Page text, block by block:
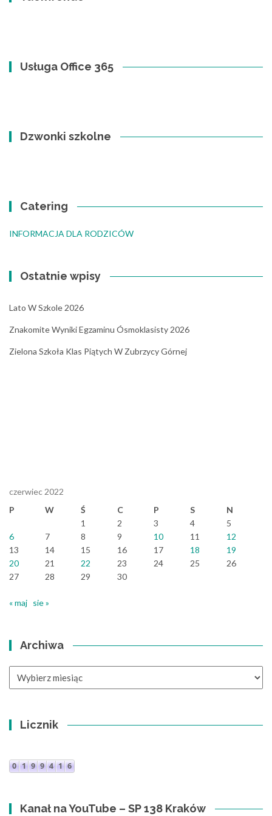
Usługa Office 365
Dzwonki szkolne
Catering
INFORMACJA DLA RODZICÓW
Ostatnie wpisy
Lato W Szkole 2026
Znakomite Wyniki Egzaminu Ósmoklasisty 2026
Zielona Szkoła Klas Piątych W Zubrzycy Górnej
czerwiec 2022
P
W Ś C P S
N
1
2 3 4
5
6
7 8 9 10 11
12
13
14 15 16 17 18
19
20
21 22 23 24 25
26
27
28 29 30
« maj sie »
Archiwa
Licznik
Kanał na YouTube – SP 138 Kraków